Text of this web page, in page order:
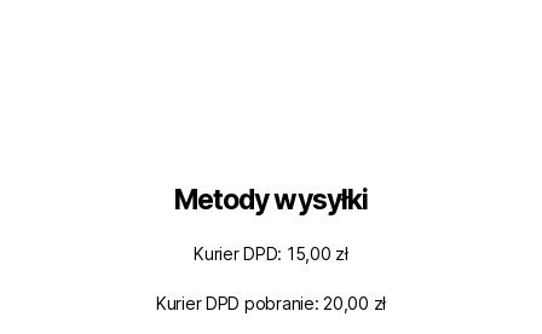
Metody wysyłki
Kurier DPD: 15,00 zł
Kurier DPD pobranie: 20,00 zł